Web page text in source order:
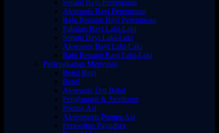
Sepatu Bayi Perempuan
Aksesoris Bayi Perempuan
Baju Renang Bayi Perempuan
Pakaian Bayi Laki-Laki
Sepatu Bayi Laki-Laki
Aksesoris Bayi Laki-Laki
Baju Renang Bayi Laki-Laki
Perlengkapan Menyusui
Botol Bayi
Botol
Aksesoris Dot Botol
Penghangat & Sterilizers
Pompa Asi
Aksesesoris Pompa Asi
Perawatan Payudara